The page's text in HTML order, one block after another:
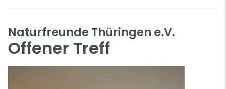
Naturfreunde Thüringen e.V.
Offener Treff